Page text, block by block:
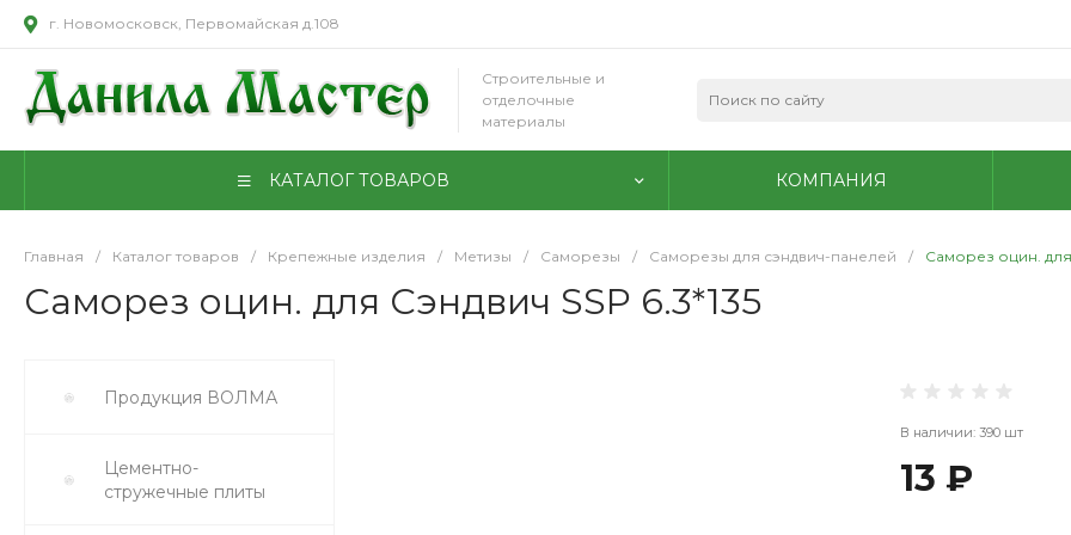
г. Новомосковск, Первомайская д.108
Строительные и
отделочные
материалы
КАТАЛОГ ТОВАРОВ КОМПАНИЯ
Главная / Каталог товаров / Крепежные изделия / Метизы / Саморезы / Саморезы для сэндвич-панелей / Саморез оцин. для
Саморез оцин. для Сэндвич SSP 6.3*135
Продукция ВОЛМА
Цементно-
стружечные плиты
В наличии: 390 шт
13 ₽